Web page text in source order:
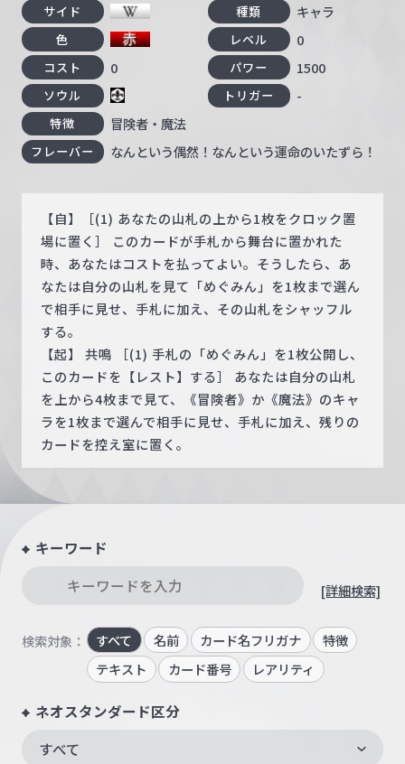
サイド 種類 キャラ
色 レベル 0
コスト 0 パワー 1500
ソウル トリガー -
特徴 冒険者・魔法
フレーバー なんという偶然！なんという運命のいたずら！
【自】［(1) あなたの山札の上から1枚をクロック置
場に置く］ このカードが手札から舞台に置かれた
時、あなたはコストを払ってよい。そうしたら、あ
なたは自分の山札を見て「めぐみん」を1枚まで選ん
で相手に見せ、手札に加え、その山札をシャッフル
する。
【起】 共鳴 ［(1) 手札の「めぐみん」を1枚公開し、
このカードを【レスト】する］ あなたは自分の山札
を上から4枚まで見て、《冒険者》か《魔法》のキャ
ラを1枚まで選んで相手に見せ、手札に加え、残りの
カードを控え室に置く。
キーワード
[詳細検索]
検索対象： すべて 名前 カード名フリガナ
特徴
テキスト
カード番号 レアリティ
ネオスタンダード区分
すべて